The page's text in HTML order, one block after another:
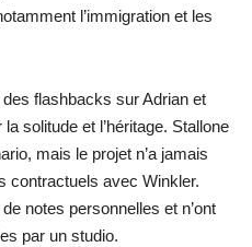
l’immigration et les
flashbacks sur Adrian et
solitude et l’héritage. Stallone
mais le projet n’a jamais
contractuels avec Winkler.
notes personnelles et n’ont
par un studio.